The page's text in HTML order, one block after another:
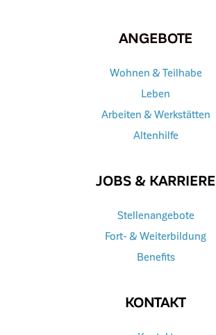
ANGEBOTE
Wohnen & Teilhabe
Leben
Arbeiten & Werkstätten
Altenhilfe
JOBS & KARRIERE
Stellenangebote
Fort- & Weiterbildung
Benefits
KONTAKT